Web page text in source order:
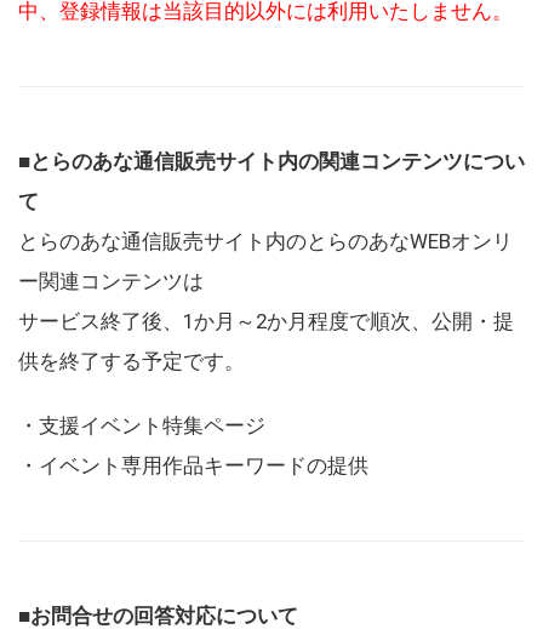
中、登録情報は当該目的以外には利用いたしません。
■とらのあな通信販売サイト内の関連コンテンツについ
て
とらのあな通信販売サイト内のとらのあなWEBオンリ
ー関連コンテンツは
サービス終了後、1か月～2か月程度で順次、公開・提
供を終了する予定です。
・支援イベント特集ページ
・イベント専用作品キーワードの提供
■お問合せの回答対応について